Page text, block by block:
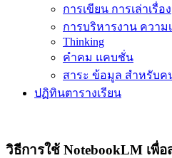
การเขียน การเล่าเรื่อง
การบริหารงาน ความ
Thinking
คำคม แคบชั่น
สาระ ข้อมูล สำหรับค
ปฏิทินตารางเรียน
วิธีการใช้ NotebookLM เพื่